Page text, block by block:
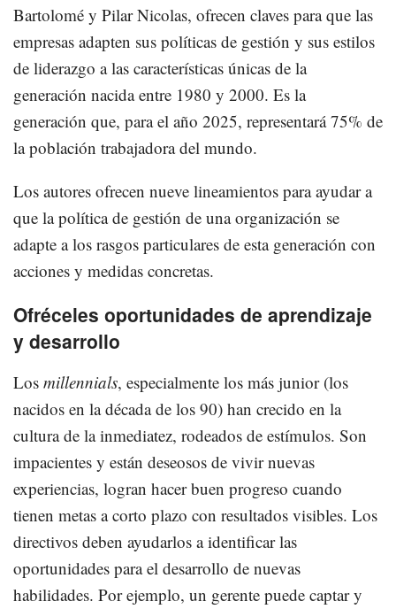
Bartolomé y Pilar Nicolas, ofrecen claves para que las
empresas adapten sus políticas de gestión y sus estilos
de liderazgo a las características únicas de la
generación nacida entre 1980 y 2000. Es la
generación que, para el año 2025, representará 75% de
la población trabajadora del mundo.
Los autores ofrecen nueve lineamientos para ayudar a
que la política de gestión de una organización se
adapte a los rasgos particulares de esta generación con
acciones y medidas concretas.
Ofréceles oportunidades de aprendizaje
y desarrollo
Los millennials, especialmente los más junior (los
nacidos en la década de los 90) han crecido en la
cultura de la inmediatez, rodeados de estímulos. Son
impacientes y están deseosos de vivir nuevas
experiencias, logran hacer buen progreso cuando
tienen metas a corto plazo con resultados visibles. Los
directivos deben ayudarlos a identificar las
oportunidades para el desarrollo de nuevas
habilidades. Por ejemplo, un gerente puede captar y